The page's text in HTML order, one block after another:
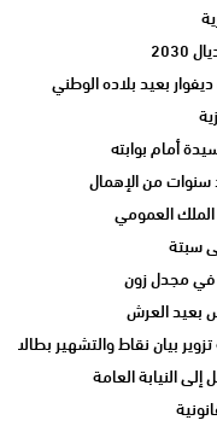
بعيد بلاده الوطني
أمام بوابته
سنوات من الإهمال
العمومي
في مجدل زون
بعيد العرش
بيان نقاط والتشهير بطالب
النيابة العامة